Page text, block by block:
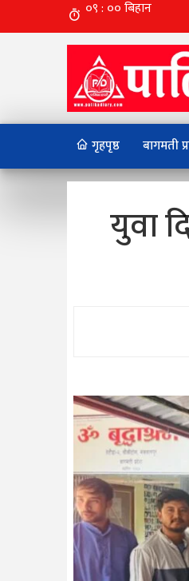
गृहपृष्ठ बागमती
युवा